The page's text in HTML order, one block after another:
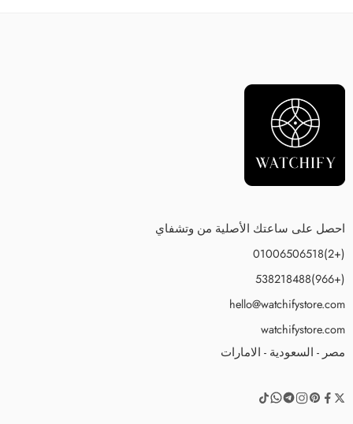
احصل على ساعتك الأصلية من وتشفاي
(+2)01006506518
(+966)538218488
hello@watchifystore.com
watchifystore.com
مصر - السعودية - الامارات